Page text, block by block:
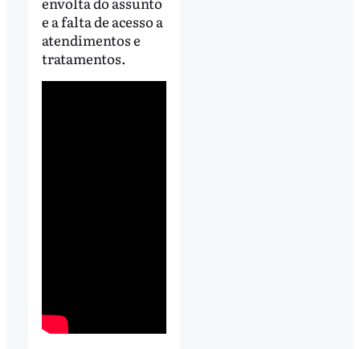
e a falta de acesso a
atendimentos e
tratamentos.